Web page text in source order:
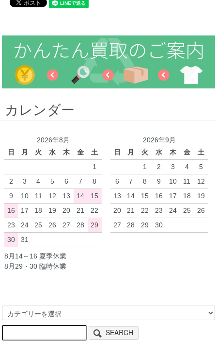
カレンダー
2026年8月
日
月 火 水 木 金
土
1
2
3 4 5 6 7
8
9
10 11 12 13 14
15
16
17 18 19 20 21
22
23
24 25 26 27 28
29
30
31
2026年9月
日
月 火 水 木 金
土
1
2 3 4
5
6
7 8 9 10 11
12
13
14 15 16 17 18
19
20
21 22 23 24 25
26
27
28 29 30
8月14～16 夏季休業
8月29・30 臨時休業
SEARCH